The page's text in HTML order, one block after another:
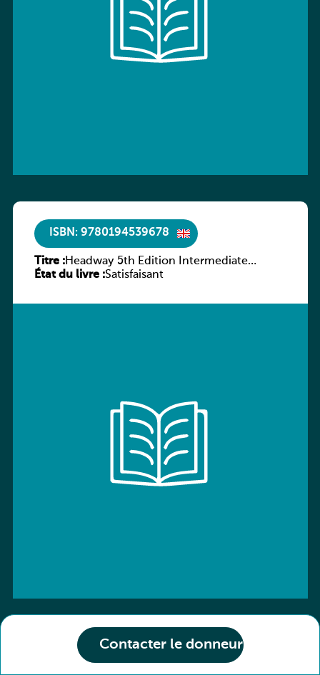
Contacter le donneur
ISBN: 9780194539678
Titre :Headway 5th Edition Intermediate
Workbook without key
État du livre :Satisfaisant
ISBN: 9780194539678